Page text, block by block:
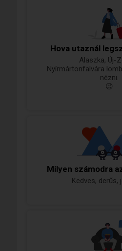
Hova utaznál
Alaszka, Új-
Nyírmártonfalvára
nézni.
😉
Milyen számodra
Kedves, derűs,